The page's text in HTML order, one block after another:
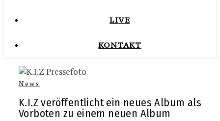
LIVE
KONTAKT
News
K.I.Z veröffentlicht ein neues Album als
Vorboten zu einem neuen Album